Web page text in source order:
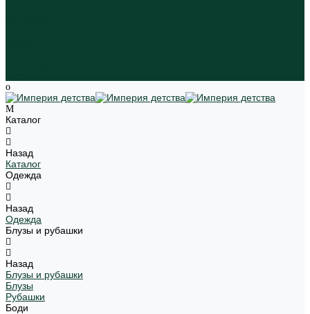
Каталог
Назад
Каталог
Одежда
Назад
Одежда
Блузы и рубашки
Назад
Блузы и рубашки
Блузы
Рубашки
Боди